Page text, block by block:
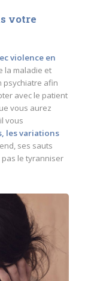
votre
violence en
la maladie et
psychiatre afin
avec le patient
vous aurez
vous
les variations
ses sauts
le tyranniser